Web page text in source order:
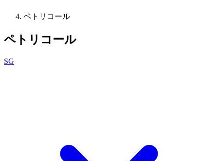
ペトリコール
ペトリコール
SG